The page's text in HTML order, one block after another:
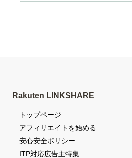
Rakuten LINKSHARE
トップページ
アフィリエイトを始める
安心安全ポリシー
ITP対応広告主特集